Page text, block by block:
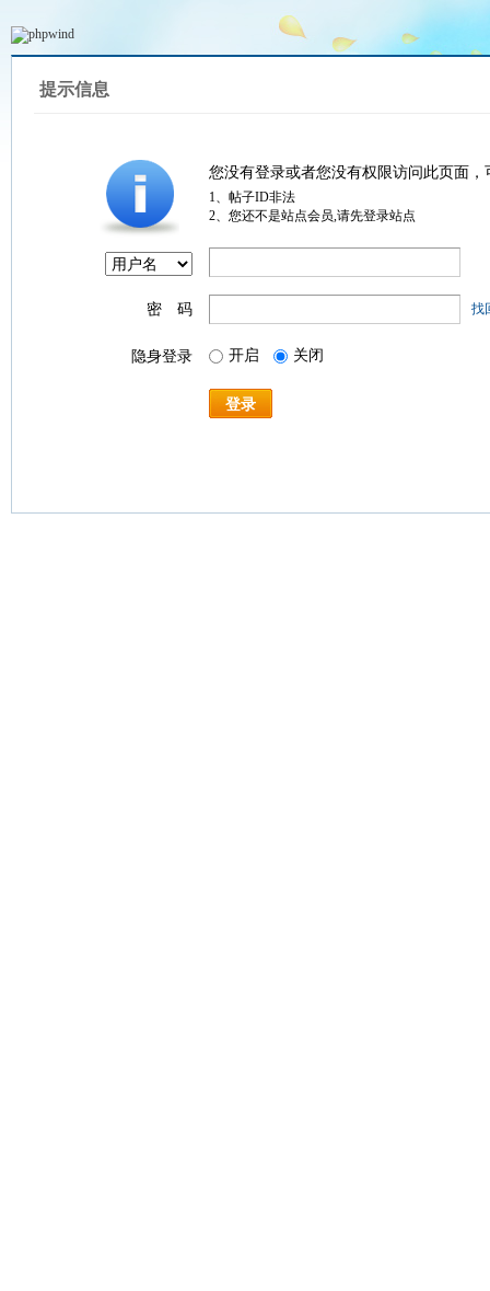
提示信息
您没有登录或者您没有权限访问此页面
1、帖子ID非法
2、您还不是站点会员,请先登录站点
密 码 找
隐身登录 开启 关闭
登录